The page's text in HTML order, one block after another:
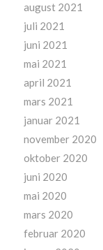
august 2021
juli 2021
juni 2021
mai 2021
april 2021
mars 2021
januar 2021
november 2020
oktober 2020
juni 2020
mai 2020
mars 2020
februar 2020